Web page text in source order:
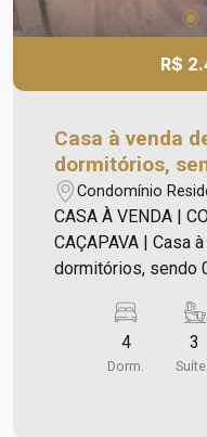
R$
Casa à venda
dormitórios,
vagas de
EcoPark
Condomínio
Caçapava/SP
CASA À VENDA |
CAÇAPAVA | Casa à venda de 298m², sendo: - 03
dormitórios, sendo
jantar, cozinha em
aberto; - Área
de pizza (inox); -
4
Dorm.
3